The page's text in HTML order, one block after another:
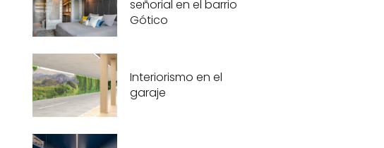
señorial en el barrio
Gótico
Interiorismo en el
garaje